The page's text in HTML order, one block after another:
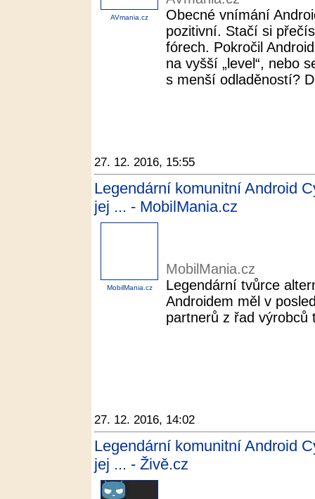
AVmania.cz
Obecné vnímání
pozitivní. Stačí si
fórech. Pokročil
na vyšší „level“, nebo
s menší odladěností?
27. 12. 2016, 15:55
Legendární komunitní Android
jej ... - MobilMania.cz
MobilMania.cz
MobilMania.cz
Legendární tvůrce
Androidem měl v
partnerů z řad výrobců
27. 12. 2016, 14:02
Legendární komunitní Android
jej ... - Živě.cz